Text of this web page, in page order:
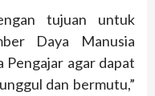
tujuan untuk
Daya Manusia
Pengajar agar dapat
dan bermutu,”